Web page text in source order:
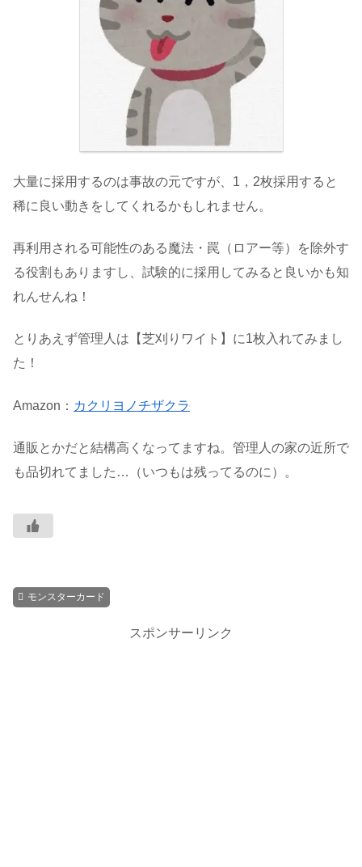
大量に採用するのは事故の元ですが、1，2枚採用すると
稀に良い動きをしてくれるかもしれません。
再利用される可能性のある魔法・罠（ロアー等）を除外す
る役割もありますし、試験的に採用してみると良いかも知
れんせんね！
とりあえず管理人は【芝刈りワイト】に1枚入れてみまし
た！
Amazon： カクリヨノチザクラ
通販とかだと結構高くなってますね。管理人の家の近所で
も品切れてました…（いつもは残ってるのに）。
モンスターカード
スポンサーリンク